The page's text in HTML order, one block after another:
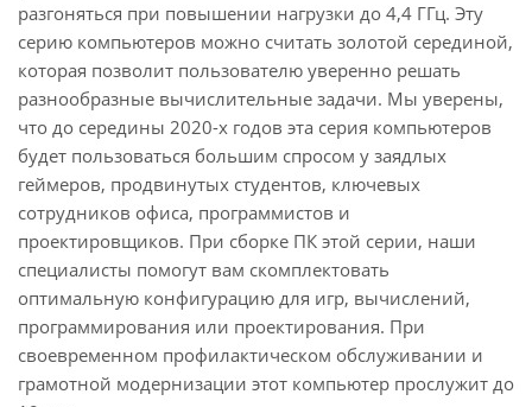
разгоняться при повышении нагрузки до 4,4 ГГц. Эту
серию компьютеров можно считать золотой серединой,
которая позволит пользователю уверенно решать
разнообразные вычислительные задачи. Мы уверены,
что до середины 2020-х годов эта серия компьютеров
будет пользоваться большим спросом у заядлых
геймеров, продвинутых студентов, ключевых
сотрудников офиса, программистов и
проектировщиков. При сборке ПК этой серии, наши
специалисты помогут вам скомплектовать
оптимальную конфигурацию для игр, вычислений,
программирования или проектирования. При
своевременном профилактическом обслуживании и
грамотной модернизации этот компьютер прослужит до